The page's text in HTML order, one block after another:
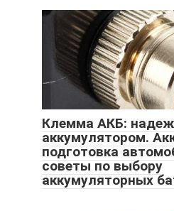
Клемма АКБ:
аккумулятором.
подготовка
советы по выбору
аккумуляторных